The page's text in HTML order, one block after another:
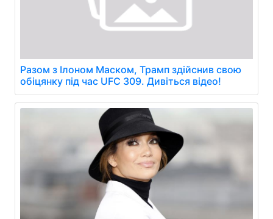
Разом з Ілоном Маском, Трамп здійснив свою
обіцянку під час UFC 309. Дивіться відео!